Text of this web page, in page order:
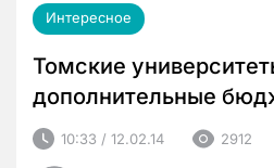
Интересное
Томские
дополнительные
10:33 / 12.02.14 2912